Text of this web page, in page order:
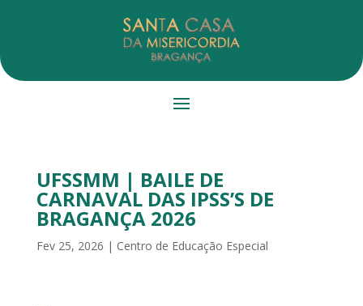
UFSSMM | BAILE DE
CARNAVAL DAS IPSS’S DE
BRAGANÇA 2026
Fev 25, 2026 | Centro de Educação Especial